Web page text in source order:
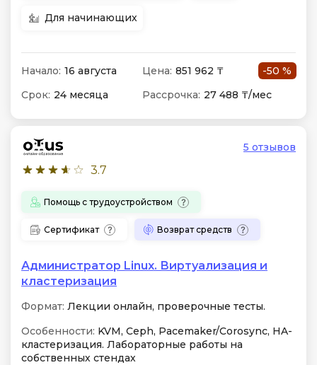
Для начинающих
Начало: 16 августа Цена: 851 962 ₸
-50 %
Срок: 24 месяца Рассрочка: 27 488 ₸/мес
3.7
5 отзывов
Помощь с трудоустройством
Сертификат Возврат средств
Администратор Linux. Виртуализация и
кластеризация
Формат: Лекции онлайн, проверочные тесты.
Особенности: KVM, Ceph, Pacemaker/Corosync, HA-
кластеризация. Лабораторные работы на
собственных стендах